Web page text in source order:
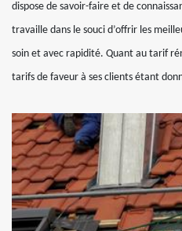
dispose de savoir-faire et de
travaille dans le souci d’offrir les
soin et avec rapidité. Quant au tarif
tarifs de faveur à ses clients étant